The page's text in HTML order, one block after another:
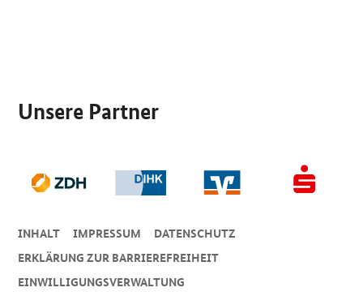
Unsere Partner
INHALT IMPRESSUM
DA­TEN­SCHUTZ
ERKLÄRUNG ZUR BARRIEREFREIHEIT
EINWILLIGUNGSVERWALTUNG